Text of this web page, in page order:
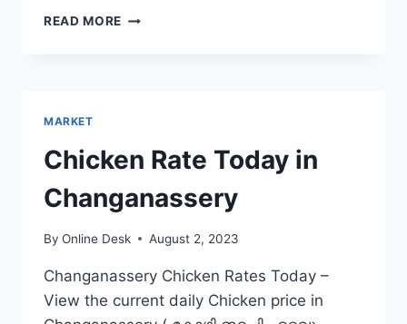
READ MORE CHICKEN
MARKET
Chicken Rate Today in
Changanassery
By Online Desk August 2, 2023
Changanassery Chicken Rates Today –
View the current daily Chicken price in